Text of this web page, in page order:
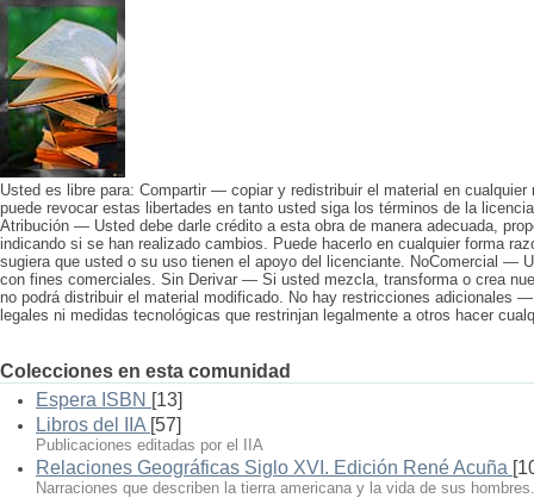
Usted es libre para: Compartir — copiar y redistribuir el material en
puede revocar estas libertades en tanto usted siga los términos de la
Atribución — Usted debe darle crédito a esta obra de manera adecuada,
indicando si se han realizado cambios. Puede hacerlo en cualquier forma
sugiera que usted o su uso tienen el apoyo del licenciante. NoComercial —
con fines comerciales. Sin Derivar — Si usted mezcla, transforma o crea
no podrá distribuir el material modificado. No hay restricciones adicionales
legales ni medidas tecnológicas que restrinjan legalmente a otros hacer
Colecciones en esta comunidad
Espera ISBN [13]
Libros del IIA [57]
Publicaciones editadas por el IIA
Relaciones Geográficas Siglo XVI. Edición René Acuña
Narraciones que describen la tierra americana y la vida de sus hombres.